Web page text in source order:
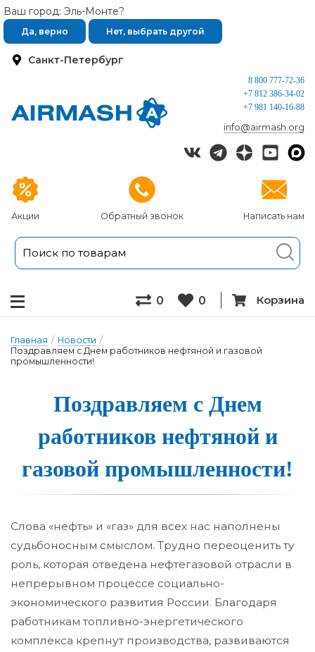
Санкт-Петербург
Ваш город: Эль-Монте?
Да, верно Нет, выбрать другой
Акции Обратный звонок Написать нам
8 800 777-72-36
+7 812 386-34-02
+7 981 140-16-88
info@airmash.org
0 0 Корзина
Главная / Новости /
Поздравляем с Днем работников нефтяной и газовой
промышленности!
Поздравля­ем с Днем
ра­бот­ни­ков неф­тя­ной и
га­зо­вой про­мыш­леннос­ти!
Слова «нефть» и «газ» для всех нас наполнены
судьбоносным смыслом. Трудно переоценить ту
роль, которая отведена нефтегазовой отрасли в
непрерывном процессе социально-
экономического развития России. Благодаря
работникам топливно-энергетического
комплекса крепнут производства, развиваются